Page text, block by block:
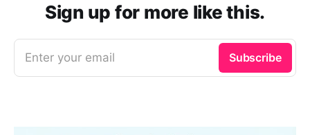
Sign up for more like this.
Enter your email Subscribe